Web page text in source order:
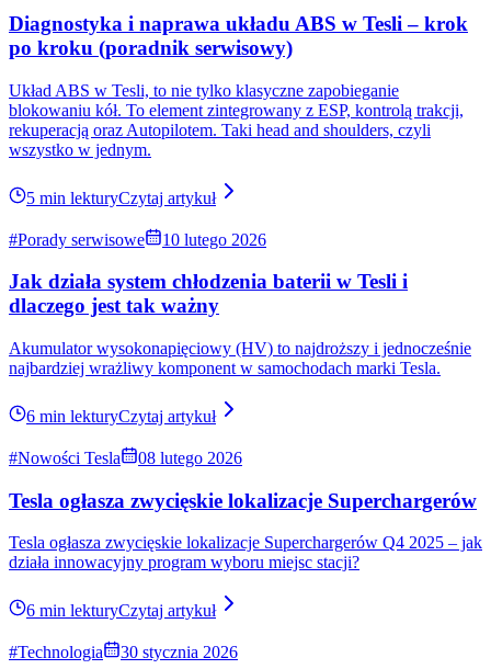
Na ekranie pojawia się Model 3 lub Model S w cenie wyraźnie
niższej od pozostałych. Kilkanaście, czasem nawet kilkadziesiąt
tysięcy złotych taniej. Zdjęcia wyglądają dobrze. Opis jest krótki.
7 min lekturyCzytaj artykuł
#Technologia 05 lipca 2026
Ile wytrzymuje napęd Tesli? Silniki, przekładnie i
realne przebiegi
Ile wytrzymuje napęd Tesli? Silniki, przekładnie i realne przebiegi.
To coraz częściej zadawane pytania.
#Elektromobilność 27 czerwca 2026
Szwecja chce zablokować FSD Tesli w Europie
Europejska droga Tesli do wdrożenia systemu Full Self-Driving
oficjalnie zarekomendowała, aby Unia Europejska nie zatwierdziła
5 min lekturyCzytaj artykuł
#Technologia 17 czerwca 2026
Tesla Model 3 z grzałką PTC kontra Tesla Model 3 z